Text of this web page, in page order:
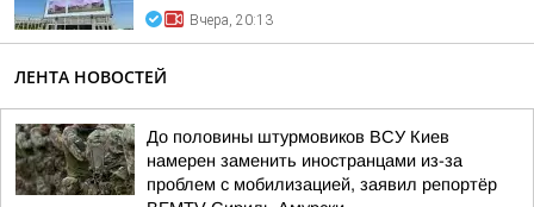
Вчера, 20:13
ЛЕНТА НОВОСТЕЙ
До половины штурмовиков ВСУ Киев
намерен заменить иностранцами из-за
проблем с мобилизацией, заявил репортёр